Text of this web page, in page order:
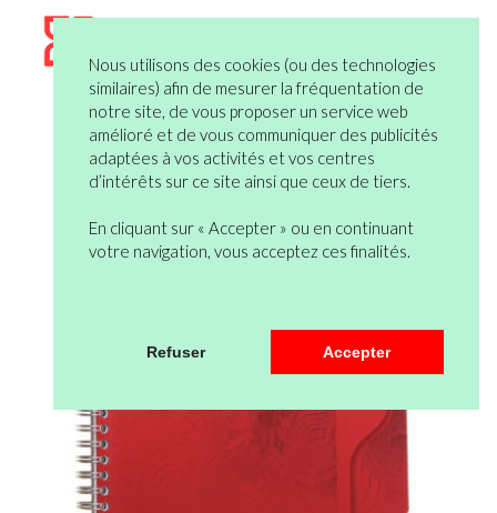
Nous utilisons des cookies (ou des technologies
similaires) afin de mesurer la fréquentation de
notre site, de vous proposer un service web
amélioré et de vous communiquer des publicités
adaptées à vos activités et vos centres
d’intérêts sur ce site ainsi que ceux de tiers.
En cliquant sur « Accepter » ou en continuant
votre navigation, vous acceptez ces finalités.
Refuser Accepter